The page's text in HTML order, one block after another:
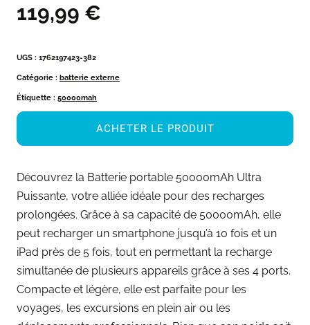
119,99 €
UGS : 1762197423-382
Catégorie : batterie externe
Étiquette : 50000mah
ACHETER LE PRODUIT
Découvrez la Batterie portable 50000mAh Ultra
Puissante, votre alliée idéale pour des recharges
prolongées. Grâce à sa capacité de 50000mAh, elle
peut recharger un smartphone jusqu’à 10 fois et un
iPad près de 5 fois, tout en permettant la recharge
simultanée de plusieurs appareils grâce à ses 4 ports.
Compacte et légère, elle est parfaite pour les
voyages, les excursions en plein air ou les